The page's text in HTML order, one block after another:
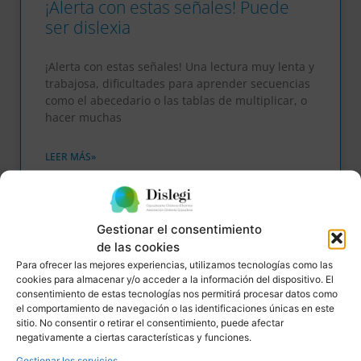
Gestionar el consentimiento
de las cookies
Para ofrecer las mejores experiencias, utilizamos tecnologías como las
cookies para almacenar y/o acceder a la información del dispositivo. El
consentimiento de estas tecnologías nos permitirá procesar datos como
el comportamiento de navegación o las identificaciones únicas en este
sitio. No consentir o retirar el consentimiento, puede afectar
negativamente a ciertas características y funciones.
¡Alerta con estas señales! Puede
ser dislexia
¡Alerta con estas señales! Una lectura muy lenta y
trabajosa, dificultades para aprender secuencias
como el abecedario o las tablas de multiplicar, o
hacer muchas
LEER MÁS»
No hay comentarios
SIN CATEGORIZAR